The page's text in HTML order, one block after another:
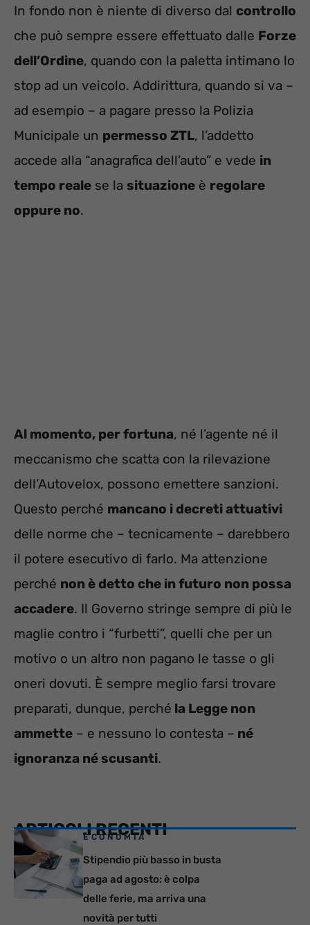
In fondo non è niente di diverso dal controllo
che può sempre essere effettuato dalle Forze
dell’Ordine, quando con la paletta intimano lo
stop ad un veicolo. Addirittura, quando si va –
ad esempio – a pagare presso la Polizia
Municipale un permesso ZTL, l’addetto
accede alla “anagrafica dell’auto” e vede in
tempo reale se la situazione è regolare
oppure no.
Al momento, per fortuna, né l’agente né il
meccanismo che scatta con la rilevazione
dell’Autovelox, possono emettere sanzioni.
Questo perché mancano i decreti attuativi
delle norme che – tecnicamente – darebbero
il potere esecutivo di farlo. Ma attenzione
perché non è detto che in futuro non possa
accadere. Il Governo stringe sempre di più le
maglie contro i “furbetti”, quelli che per un
motivo o un altro non pagano le tasse o gli
oneri dovuti. È sempre meglio farsi trovare
preparati, dunque, perché la Legge non
ammette – e nessuno lo contesta – né
ignoranza né scusanti.
ARTICOLI RECENTI
ECONOMIA
Stipendio più basso in busta
paga ad agosto: è colpa
delle ferie, ma arriva una
novità per tutti